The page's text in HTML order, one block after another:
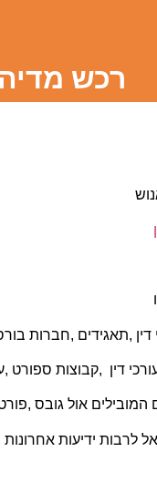
רכש
,תאגידים ,חברות
דין ,קבוצות ספורט
אול גובס
לרבות ידיעות אחרונות